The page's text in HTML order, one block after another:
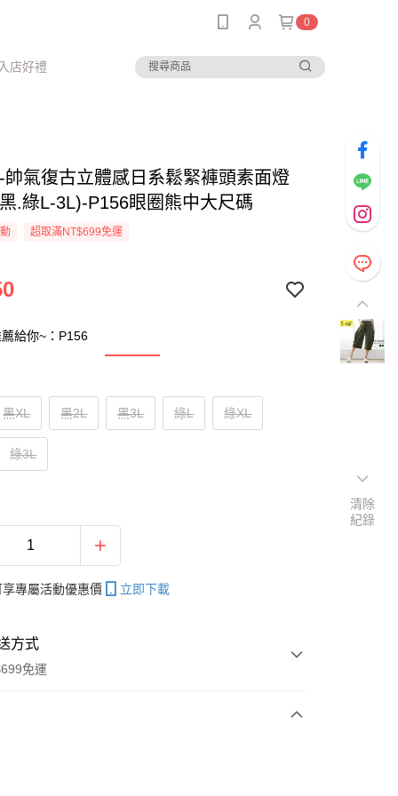
0
店好禮
帥氣復古立體感日系鬆緊褲頭素面燈
.綠L-3L)-P156眼圈熊中大尺碼
超取滿NT$699免運
給你~：P156
黑XL 黑2L 黑3L 綠L 綠XL
綠3L
專屬活動優惠價 立即下載
方式
免運
款
清除
紀錄